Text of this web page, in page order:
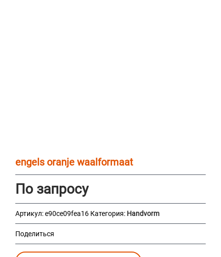
engels oranje waalformaat
По запросу
Артикул:e90ce09fea16 Категория: Handvorm
Поделиться